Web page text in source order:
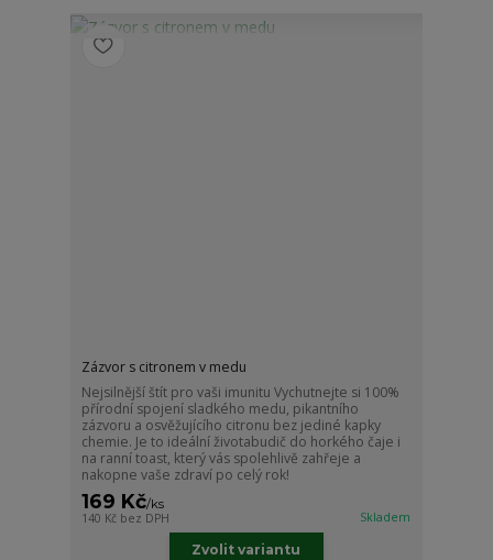
Zázvor s citronem v medu
Nejsilnější štít pro vaši imunitu Vychutnejte si 100%
přírodní spojení sladkého medu, pikantního
zázvoru a osvěžujícího citronu bez jediné kapky
chemie. Je to ideální životabudič do horkého čaje i
na ranní toast, který vás spolehlivě zahřeje a
nakopne vaše zdraví po celý rok!
169 Kč/ks
140 Kč bez DPH Skladem
Zvolit variantu